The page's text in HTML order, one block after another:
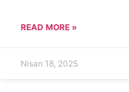
READ MORE »
Nisan 18, 2025